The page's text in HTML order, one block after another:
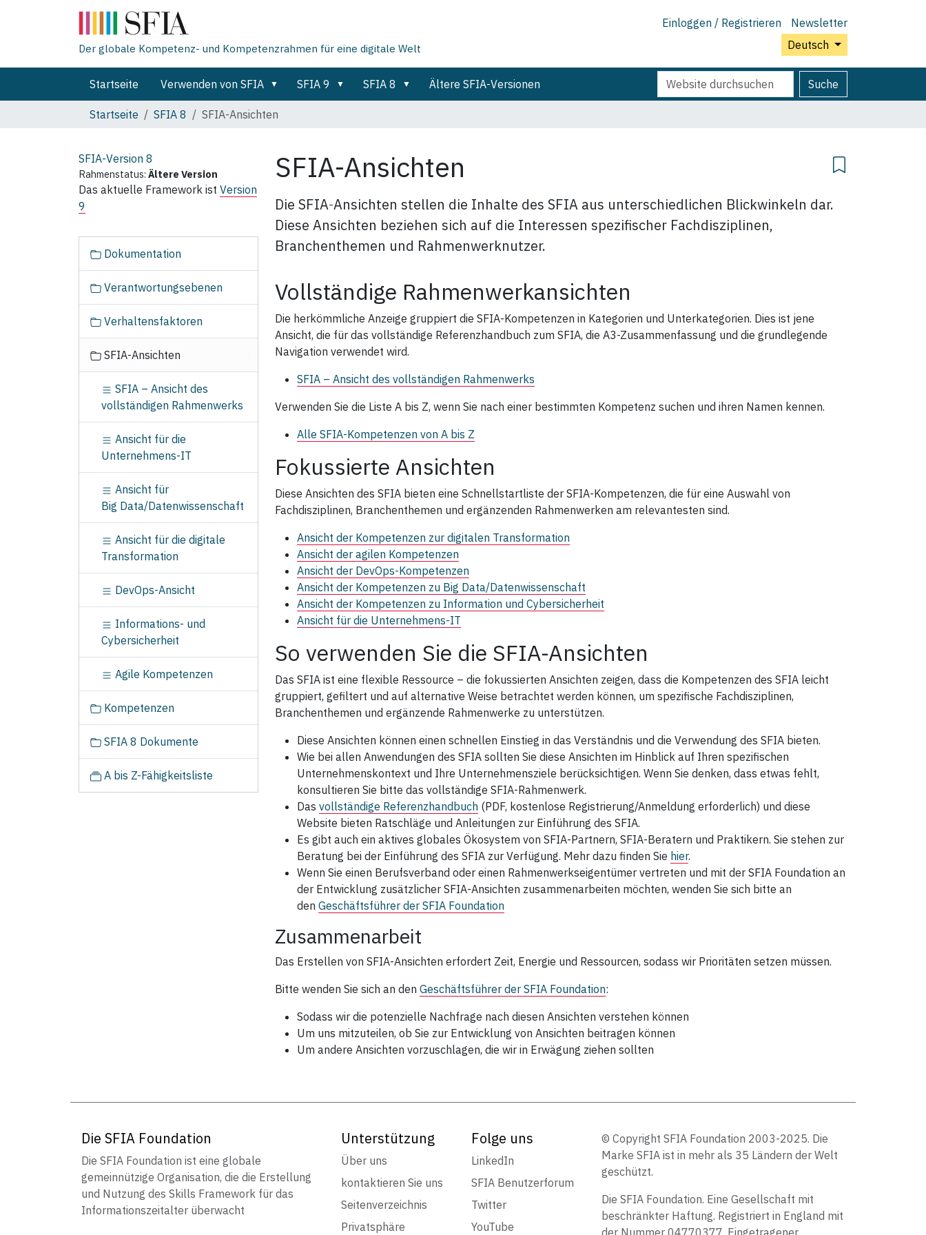
Einloggen / Registrieren
Newsletter
Deutsch
Der globale Kompetenz- und Kompetenzrahmen für eine digitale Welt
Startseite Verwenden von SFIA SFIA 9 SFIA 8 Ältere SFIA-Versionen
Website
durchsuchen
Suche
Erweiterte
Suche…
Startseite
SFIA 8 SFIA‑Ansichten
SFIA‑Ansichten
Die SFIA‑Ansichten stellen die Inhalte des SFIA aus unterschiedlichen Blickwinkeln dar.
Diese Ansichten beziehen sich auf die Interessen spezifischer Fachdisziplinen,
Branchenthemen und Rahmenwerknutzer.
Vollständige Rahmenwerkansichten
Die herkömmliche Anzeige gruppiert die SFIA‑Kompetenzen in Kategorien und Unterkategorien. Dies ist jene
Ansicht, die für das vollständige Referenzhandbuch zum SFIA, die A3-Zusammenfassung und die grundlegende
Navigation verwendet wird.
SFIA – Ansicht des vollständigen Rahmenwerks
Verwenden Sie die Liste A bis Z, wenn Sie nach einer bestimmten Kompetenz suchen und ihren Namen kennen.
Alle SFIA‑Kompetenzen von A bis Z
Fokussierte Ansichten
Diese Ansichten des SFIA bieten eine Schnellstartliste der SFIA‑Kompetenzen, die für eine Auswahl von
Fachdisziplinen, Branchenthemen und ergänzenden Rahmenwerken am relevantesten sind.
Ansicht der Kompetenzen zur digitalen Transformation
Ansicht der agilen Kompetenzen
Ansicht der DevOps-Kompetenzen
Ansicht der Kompetenzen zu Big Data/Datenwissenschaft
Ansicht der Kompetenzen zu Information und Cybersicherheit
Ansicht für die Unternehmens‑IT
So verwenden Sie die SFIA‑Ansichten
Das SFIA ist eine flexible Ressource – die fokussierten Ansichten zeigen, dass die Kompetenzen des SFIA leicht
gruppiert, gefiltert und auf alternative Weise betrachtet werden können, um spezifische Fachdisziplinen,
Branchenthemen und ergänzende Rahmenwerke zu unterstützen.
Diese Ansichten können einen schnellen Einstieg in das Verständnis und die Verwendung des SFIA bieten.
Wie bei allen Anwendungen des SFIA sollten Sie diese Ansichten im Hinblick auf Ihren spezifischen
Unternehmenskontext und Ihre Unternehmensziele berücksichtigen. Wenn Sie denken, dass etwas fehlt,
konsultieren Sie bitte das vollständige SFIA‑Rahmenwerk.
Das vollständige Referenzhandbuch (PDF, kostenlose Registrierung/Anmeldung erforderlich) und diese
Website bieten Ratschläge und Anleitungen zur Einführung des SFIA.
Es gibt auch ein aktives globales Ökosystem von SFIA‑Partnern, SFIA‑Beratern und Praktikern. Sie stehen zur
Beratung bei der Einführung des SFIA zur Verfügung. Mehr dazu finden Sie hier.
Wenn Sie einen Berufsverband oder einen Rahmenwerkseigentümer vertreten und mit der SFIA Foundation an
der Entwicklung zusätzlicher SFIA‑Ansichten zusammenarbeiten möchten, wenden Sie sich bitte an
den Geschäftsführer der SFIA Foundation
Zusammenarbeit
Das Erstellen von SFIA‑Ansichten erfordert Zeit, Energie und Ressourcen, sodass wir Prioritäten setzen müssen.
Bitte wenden Sie sich an den Geschäftsführer der SFIA Foundation:
Sodass wir die potenzielle Nachfrage nach diesen Ansichten verstehen können
Um uns mitzuteilen, ob Sie zur Entwicklung von Ansichten beitragen können
Um andere Ansichten vorzuschlagen, die wir in Erwägung ziehen sollten
SFIA-Version 8
Rahmenstatus: Ältere Version
Das aktuelle Framework ist Version
9
Dokumentation
Verantwortungsebenen
Verhaltensfaktoren
SFIA‑Ansichten
SFIA – Ansicht des
vollständigen Rahmenwerks
Ansicht für die
Unternehmens‑IT
Ansicht für
Big Data/Datenwissenschaft
Ansicht für die digitale
Transformation
DevOps-Ansicht
Informations- und
Cybersicherheit
Agile Kompetenzen
Kompetenzen
SFIA 8 Dokumente
A bis Z-Fähigkeitsliste
Die SFIA Foundation
Die SFIA Foundation ist eine globale
gemeinnützige Organisation, die die Erstellung
und Nutzung des Skills Framework für das
Informationszeitalter überwacht
Unterstützung
Über uns
kontaktieren Sie uns
Seitenverzeichnis
Privatsphäre
Folge uns
LinkedIn
SFIA Benutzerforum
Twitter
YouTube
© Copyright SFIA Foundation 2003-2025. Die
Marke SFIA ist in mehr als 35 Ländern der Welt
geschützt.
Die SFIA Foundation. Eine Gesellschaft mit
beschränkter Haftung. Registriert in England mit